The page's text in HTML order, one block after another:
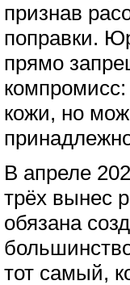
признав
поправки.
прямо
компромисс:
кожи, но
В апреле
трёх вынес
обязана
тот самый,